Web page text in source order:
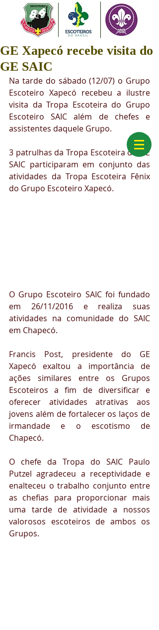
GE Xapecó recebe visita do
GE SAIC
Na tarde do sábado (12/07) o Grupo
Escoteiro Xapecó recebeu a ilustre
visita da Tropa Escoteira do Grupo
Escoteiro SAIC além de chefes e
assistentes daquele Grupo.
3 patrulhas da Tropa Escoteira do GE
SAIC participaram em conjunto das
atividades da Tropa Escoteira Fênix
do Grupo Escoteiro Xapecó.
O Grupo Escoteiro SAIC foi fundado
em 26/11/2016 e realiza suas
atividades na comunidade do SAIC
em Chapecó.
Francis Post, presidente do GE
Xapecó exaltou a importância de
ações similares entre os Grupos
Escoteiros a fim de diversificar e
oferecer atividades atrativas aos
jovens além de fortalecer os laços de
irmandade e o escotismo de
Chapecó.
O chefe da Tropa do SAIC Paulo
Putzel agradeceu a receptividade e
enalteceu o trabalho conjunto entre
as chefias para proporcionar mais
uma tarde de atividade a nossos
valorosos escoteiros de ambos os
Grupos.